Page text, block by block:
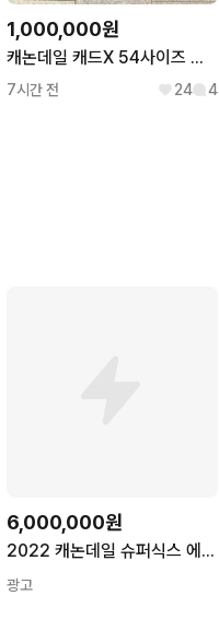
1,000,000원
캐논데일 캐드X 54사이즈 판매합니다
7시간 전 24 4
6,000,000원
2022 캐논데일 슈퍼식스 에보 디스크 라이벌 AXS 만티스 카본 로드 자전거
광고